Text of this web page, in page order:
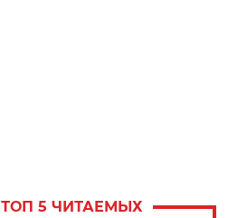
ТОП 5 ЧИТАЕМЫХ